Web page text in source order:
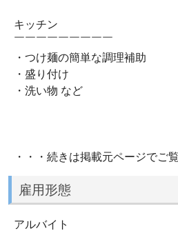
キッチン
￣￣￣￣￣￣￣￣￣
・つけ麺の簡単な調理補助
・盛り付け
・洗い物 など
・・・続きは掲載元ページでご
雇用形態
アルバイト